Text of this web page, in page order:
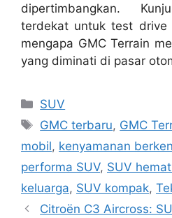
dipertimbangkan.
terdekat untuk test drive
mengapa GMC Terrain
yang diminati di pasar
Kategori
SUV
Tag
GMC terbaru, GMC
mobil, kenyamanan
performa SUV, SUV
keluarga, SUV kompak,
Citroën C3 Aircross: